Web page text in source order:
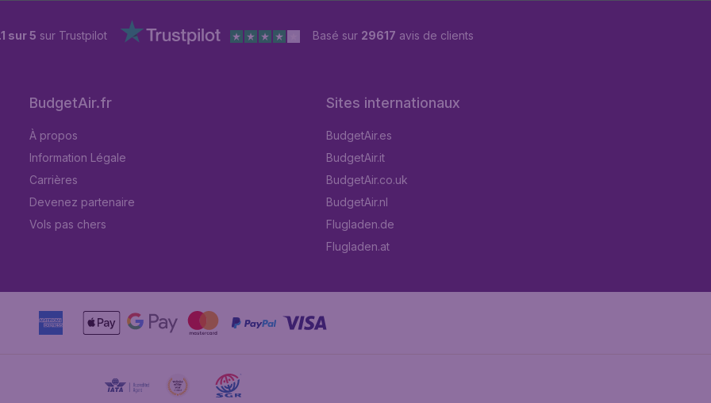
sur 5 sur Trustpilot Basé sur 29617 avis de clients
BudgetAir.fr
À propos
Information Légale
Carrières
Devenez partenaire
Vols pas chers
Sites internationaux
BudgetAir.es
BudgetAir.it
BudgetAir.co.uk
BudgetAir.nl
Flugladen.de
Flugladen.at